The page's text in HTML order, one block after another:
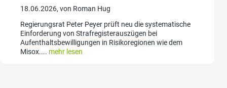
18.06.2026, von Roman Hug
Regierungsrat Peter Peyer prüft neu die systematische
Einforderung von Strafregisterauszügen bei
Aufenthaltsbewilligungen in Risikoregionen wie dem
Misox.... mehr lesen